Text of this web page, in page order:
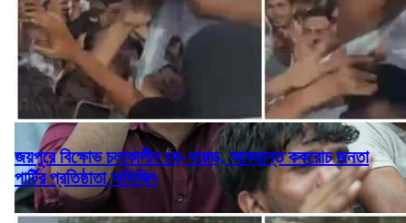
জয়পুরে বিক্ষোভ চলাকালীন চড়-থাপ্পড়, আক্রান্ত ককরোচ জনতা
পার্টির প্রতিষ্ঠাতা অভিজিৎ